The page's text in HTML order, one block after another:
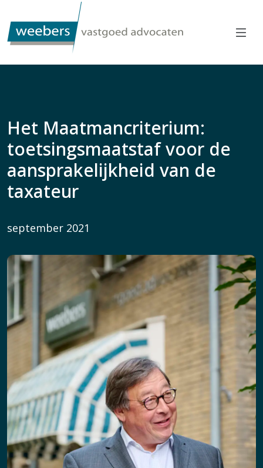
Het Maatmancriterium:
toetsingsmaatstaf voor de
aansprakelijkheid van de
taxateur
september 2021